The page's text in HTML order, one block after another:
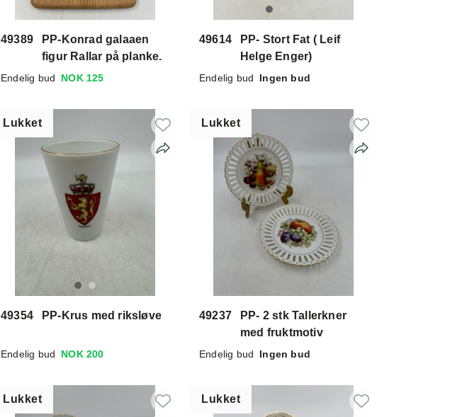
49389
PP-Konrad galaaen
figur Rallar på planke.
Endelig bud NOK 125
49614
PP- Stort Fat ( Leif
Helge Enger)
Endelig bud Ingen bud
Lukket
49354 PP-Krus med riksløve
Endelig bud NOK 200
Lukket
49237
PP- 2 stk Tallerkner
med fruktmotiv
Endelig bud Ingen bud
Lukket Lukket